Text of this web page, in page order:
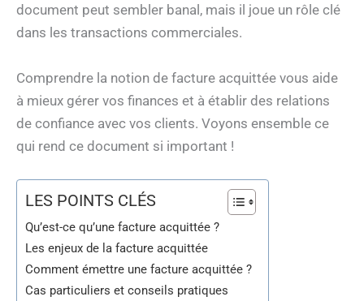
document peut sembler banal, mais il joue un rôle clé
dans les transactions commerciales.
Comprendre la notion de facture acquittée vous aide
à mieux gérer vos finances et à établir des relations
de confiance avec vos clients. Voyons ensemble ce
qui rend ce document si important !
LES POINTS CLÉS
Qu’est-ce qu’une facture acquittée ?
Les enjeux de la facture acquittée
Comment émettre une facture acquittée ?
Cas particuliers et conseils pratiques